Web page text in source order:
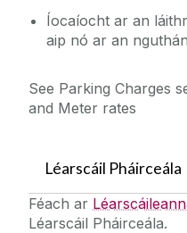
Íocaíocht ar an
aip nó ar an nguthán
See Parking Charges
and Meter rates
Léarscáil Pháirceála
Féach ar
Léarscáil Pháirceála.